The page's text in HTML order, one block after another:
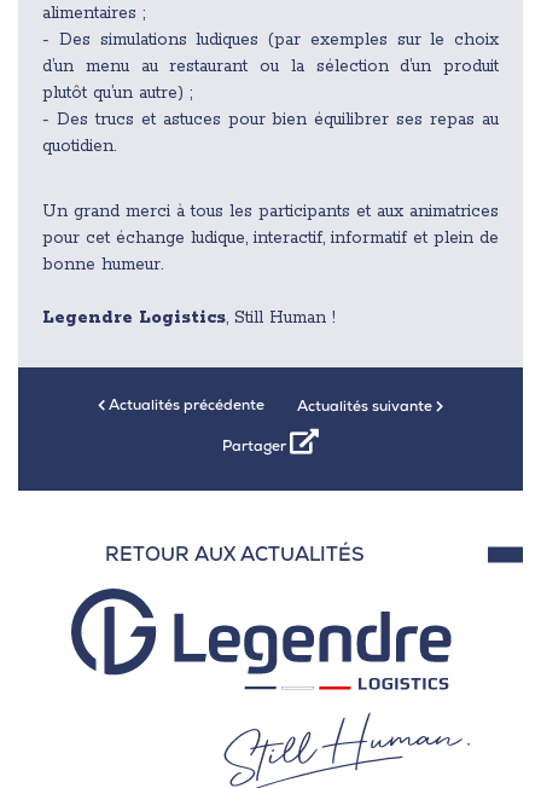
alimentaires ;
- Des simulations ludiques (par exemples sur le choix
d’un menu au restaurant ou la sélection d’un produit
plutôt qu’un autre) ;
- Des trucs et astuces pour bien équilibrer ses repas au
quotidien.
Un grand merci à tous les participants et aux animatrices
pour cet échange ludique, interactif, informatif et plein de
bonne humeur.
Legendre Logistics, Still Human !
Actualités précédente Actualités suivante
Partager
RETOUR AUX ACTUALITÉS